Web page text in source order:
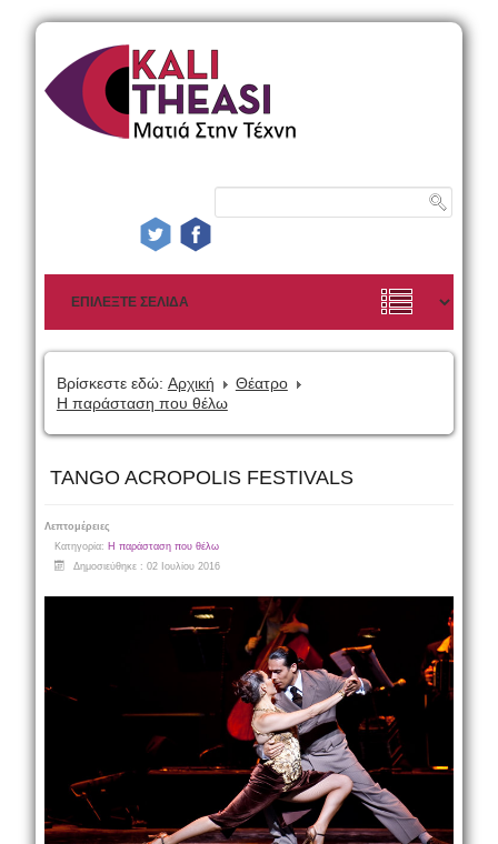
Βρίσκεστε εδώ: Αρχική
Θέατρο
Η παράσταση που θέλω
TANGO ACROPOLIS FESTIVALS
Λεπτομέρειες
Κατηγορία: Η παράσταση που θέλω
Δημοσιεύθηκε : 02 Ιουλίου 2016